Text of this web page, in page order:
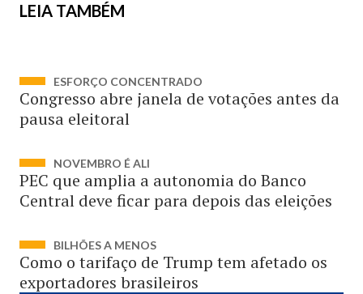
LEIA TAMBÉM
ESFORÇO CONCENTRADO
Congresso abre janela de votações antes da
pausa eleitoral
NOVEMBRO É ALI
PEC que amplia a autonomia do Banco
Central deve ficar para depois das eleições
BILHÕES A MENOS
Como o tarifaço de Trump tem afetado os
exportadores brasileiros